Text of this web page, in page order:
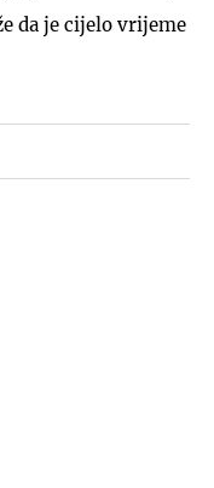
da je cijelo vrijeme